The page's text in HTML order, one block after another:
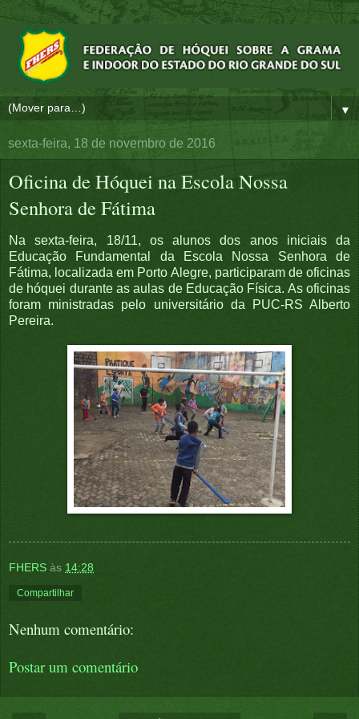
▼
sexta-feira, 18 de novembro de 2016
Oficina de Hóquei na Escola Nossa
Senhora de Fátima
Na sexta-feira, 18/11, os alunos dos anos iniciais da
Educação Fundamental da Escola Nossa Senhora de
Fátima, localizada em Porto Alegre, participaram de oficinas
de hóquei durante as aulas de Educação Física. As oficinas
foram ministradas pelo universitário da PUC-RS Alberto
Pereira.
FHERS às 14:28
Compartilhar
Nenhum comentário:
Postar um comentário